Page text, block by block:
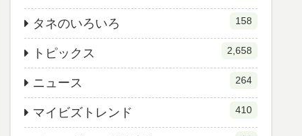
タネのいろいろ 158
トピックス 2,658
ニュース 264
マイビズトレンド 410